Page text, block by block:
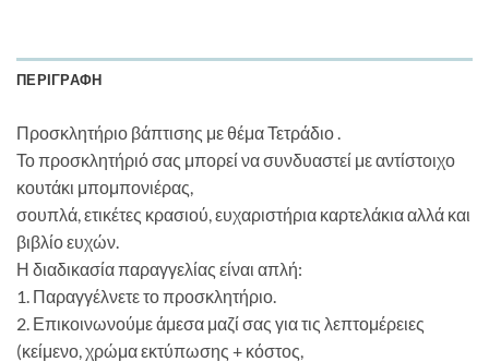
ΠΕΡΙΓΡΑΦΉ
Προσκλητήριο βάπτισης με θέμα Τετράδιο .
Το προσκλητήριό σας μπορεί να συνδυαστεί με αντίστοιχο
κουτάκι μπομπονιέρας,
σουπλά, ετικέτες κρασιού, ευχαριστήρια καρτελάκια αλλά και
βιβλίο ευχών.
Η διαδικασία παραγγελίας είναι απλή:
1. Παραγγέλνετε το προσκλητήριο.
2. Επικοινωνούμε άμεσα μαζί σας για τις λεπτομέρειες
(κείμενο, χρώμα εκτύπωσης + κόστος,